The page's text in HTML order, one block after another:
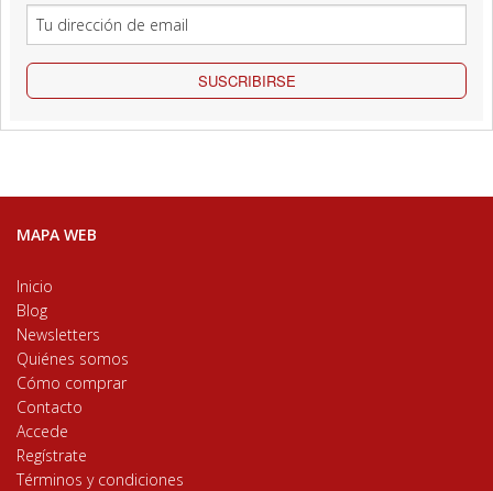
SUSCRIBIRSE
MAPA WEB
Inicio
Blog
Newsletters
Quiénes somos
Cómo comprar
Contacto
Accede
Regístrate
Términos y condiciones